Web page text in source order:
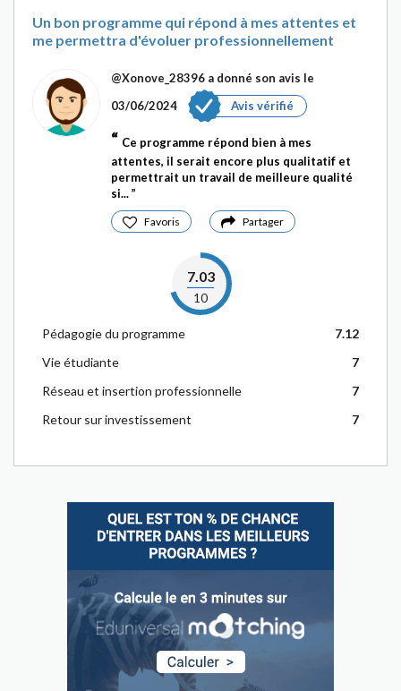
Un bon programme qui répond à mes attentes et
me permettra d'évoluer professionnellement
@Xonove_28396 a donné son avis le
03/06/2024
Avis vérifié
Ce programme répond bien à mes
attentes, il serait encore plus qualitatif et
permettrait un travail de meilleure qualité
si...
Favoris Partager
7.03
10
Pédagogie du programme
7.12
Vie étudiante
7
Réseau et insertion professionnelle
7
Retour sur investissement
7